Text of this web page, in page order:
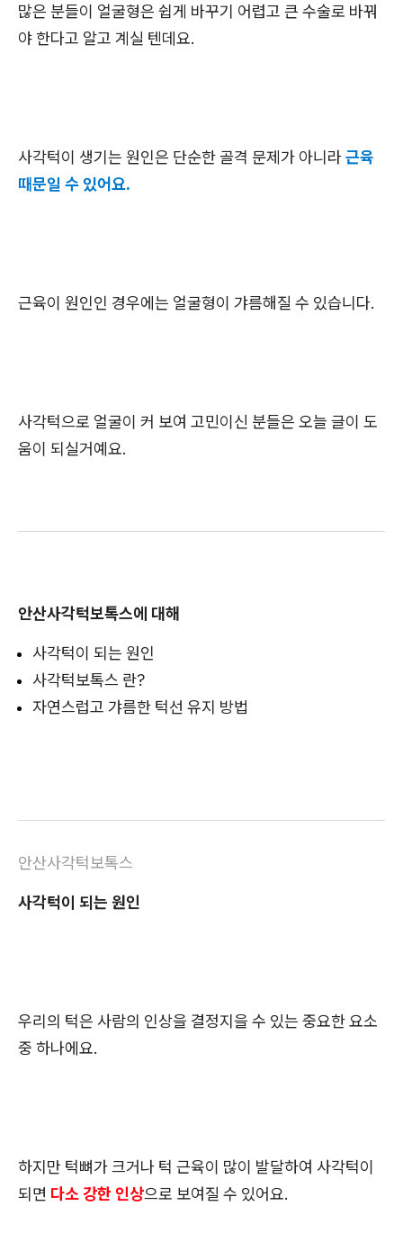
많은 분들이 얼굴형은 쉽게 바꾸기 어렵고 큰 수술로 바꿔
야 한다고 알고 계실 텐데요.
사각턱이 생기는 원인은 단순한 골격 문제가 아니라근육
때문일 수 있어요.
근육이 원인인 경우에는 얼굴형이 갸름해질 수 있습니다.
사각턱으로 얼굴이 커 보여 고민이신 분들은 오늘 글이 도
움이 되실거예요.
안산사각턱보톡스에 대해
사각턱이 되는 원인
사각턱보톡스 란?
자연스럽고 갸름한 턱선 유지 방법
안산사각턱보톡스
사각턱이 되는 원인
우리의 턱은 사람의 인상을 결정지을 수 있는 중요한 요소
중 하나에요.
하지만 턱뼈가 크거나 턱 근육이 많이 발달하여 사각턱이
되면 다소 강한 인상으로 보여질 수 있어요.